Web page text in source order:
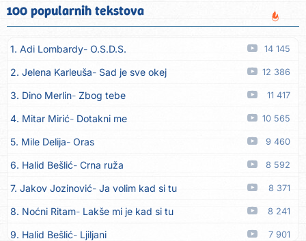
10. Lidija Bačić Neka se vino toči (Nazdravlje)
11. Karin Kuljanić Nisi zavridel 06.08
12. Tamara Brusić Nigdi ni lipo ko doma 06.08
13. Tamara Brusić Biž´mo ća 06.08
14. Rusko Richie Bila si, bila 06.08
15. Rusko Richie Ti i ja 06.08
16. Azra Husarkić 06.08
17. Azra Husarkić Ljubavnice 06.08
18. Azra Husarkić Zakon jačeg 06.08
19. Azra Husarkić Premalo 06.08
20. Azra Husarkić Omađijana 06.08
100 popularnih tekstova
1. Adi Lombardy O.S.D.S. 14 145
2. Jelena Karleuša Sad je sve okej 12 386
3. Dino Merlin Zbog tebe 11 417
4. Mitar Mirić Dotakni me 10 565
5. Mile Delija Oras 9 460
6. Halid Bešlić Crna ruža 8 592
7. Jakov Jozinović Ja volim kad si tu 8 371
8. Noćni Ritam Lakše mi je kad si tu 8 241
9. Halid Bešlić Ljiljani 7 901